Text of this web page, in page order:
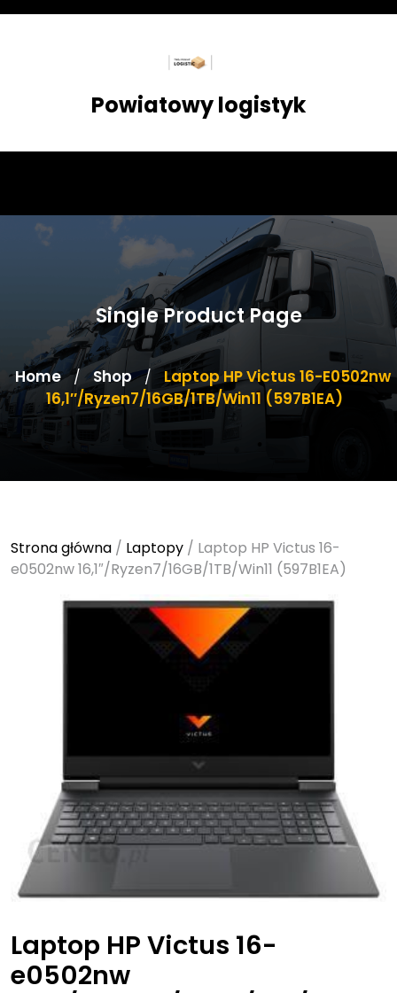
Skip
Powiatowy logistyk
Single Product Page
Home / Shop /
Laptop HP Victus 16-E0502nw
16,1″/Ryzen7/16GB/1TB/Win11 (597B1EA)
Strona główna / Laptopy / Laptop HP Victus 16-
e0502nw 16,1″/Ryzen7/16GB/1TB/Win11 (597B1EA)
Laptop HP Victus 16-
e0502nw